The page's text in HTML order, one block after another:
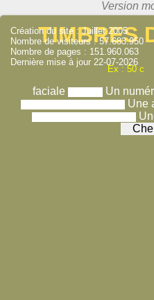
TIMBRES
Ex : 50 c
faciale Un
Une
Création du site : Juillet 2005
Nombre de visiteurs : 57.683.950
Nombre de pages : 151.960.063
Dernière mise à jour 22-07-2026